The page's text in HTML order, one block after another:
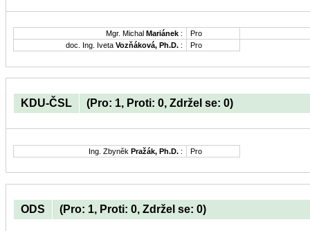
Mgr. Michal Mariánek :
Pro
doc. Ing. Iveta Vozňáková, Ph.D. : Pro
KDU-ČSL (Pro: 1, Proti: 0, Zdržel se: 0)
Ing. Zbyněk Pražák, Ph.D. : Pro
ODS (Pro: 1, Proti: 0, Zdržel se: 0)